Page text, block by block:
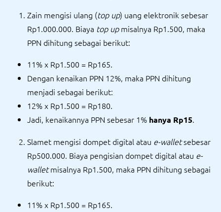
Zain mengisi ulang (top up) uang elektronik sebesar
Rp1.000.000. Biaya top upmisalnya Rp1.500, maka
PPN dihitung sebagai berikut:
11% x Rp1.500 = Rp165.
Dengan kenaikan PPN 12%, maka PPN dihitung
menjadi sebagai berikut:
12% x Rp1.500 = Rp180.
Jadi, kenaikannya PPN sebesar 1% hanya Rp15.
Slamet mengisi dompet digital atau e-walletsebesar
Rp500.000. Biaya pengisian dompet digital atau e-
walletmisalnya Rp1.500, maka PPN dihitung sebagai
berikut:
11% x Rp1.500 = Rp165.